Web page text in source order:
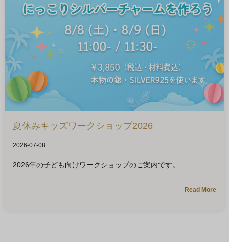
夏休みキッズワークショップ2026
2026-07-08
2026年の子ども向けワークショップのご案内です。
Read More